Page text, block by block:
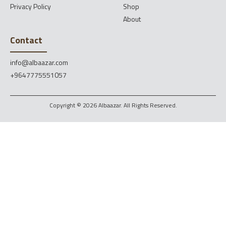
Privacy Policy
Shop
About
Contact
info@albaazar.com
+9647775551057
Copyright © 2026 Albaazar. All Rights Reserved.